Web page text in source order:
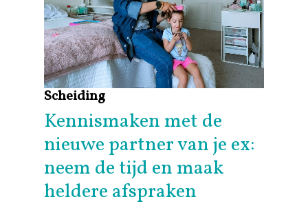
Scheiding
Kennismaken met de
nieuwe partner van je ex:
neem de tijd en maak
heldere afspraken